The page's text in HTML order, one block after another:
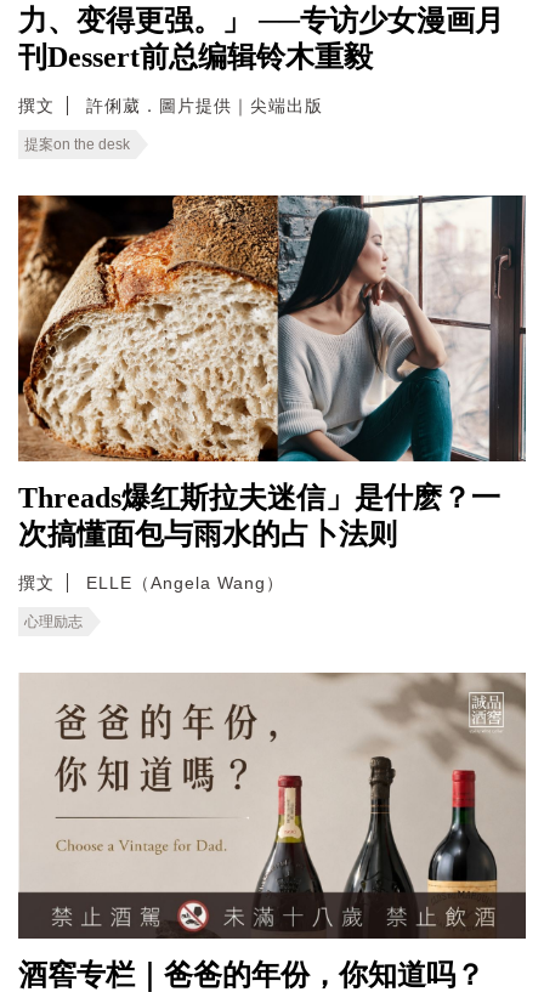
力、变得更强。」 ──专访少女漫画月
刊Dessert前总编辑铃木重毅
撰文 許俐葳．圖片提供｜尖端出版
提案on the desk
Threads爆红斯拉夫迷信」是什麽？一
次搞懂面包与雨水的占卜法则
撰文 ELLE（Angela Wang）
心理励志
酒窖专栏｜爸爸的年份，你知道吗？